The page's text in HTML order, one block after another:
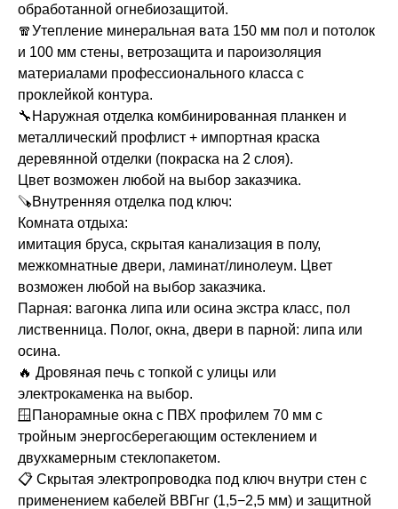
обработанной огнебиозащитой.
🧣Утепление минеральная вата 150 мм пол и потолок
и 100 мм стены, ветрозащита и пароизоляция
материалами профессионального класса с
проклейкой контура.
🔧Наружная отделка комбинированная планкен и
металлический профлист + импортная краска
деревянной отделки (покраска на 2 слоя).
Цвет возможен любой на выбор заказчика.
🪚Внутренняя отделка под ключ:
Комната отдыха:
имитация бруса, скрытая канализация в полу,
межкомнатные двери, ламинат/линолеум. Цвет
возможен любой на выбор заказчика.
Парная: вагонка липа или осина экстра класс, пол
лиственница. Полог, окна, двери в парной: липа или
осина.
🔥 Дровяная печь с топкой с улицы или
электрокаменка на выбор.
🪟Панорамные окна с ПВХ профилем 70 мм с
тройным энергосберегающим остеклением и
двухкамерным стеклопакетом.
📋 Скрытая электропроводка под ключ внутри стен с
применением кабелей ВВГнг (1,5−2,5 мм) и защитной